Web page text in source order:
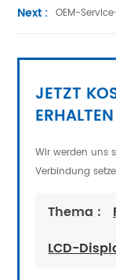
Next : OEM-
JETZT
ERHALTEN
Wir werden uns
Verbindung
Thema :
LCD-